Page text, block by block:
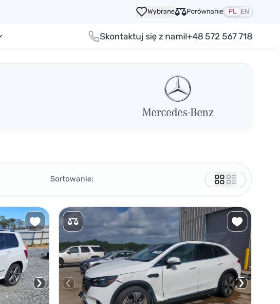
Wybrane Porównanie PL EN
Skontaktuj się z nami!+48 572 567 718
Sortowanie: